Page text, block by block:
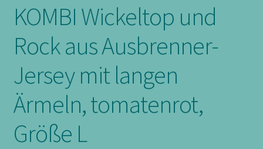
KOMBI Wickeltop und
Rock aus Ausbrenner-
Jersey mit langen
Ärmeln, tomatenrot,
Größe L